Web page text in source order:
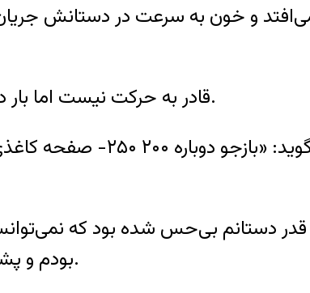
و خون به سرعت در دستانش
قادر به حرکت نیست اما بار دیگر ماموران کشان کشان او را به اتاق بازجویی می‌برند.
هومان موسوی درباره
دستانم بی‌حس شده بود که
بودم و پشت ناخن‌هایم کبود شده و حالت خونمردگی گرفته بود.